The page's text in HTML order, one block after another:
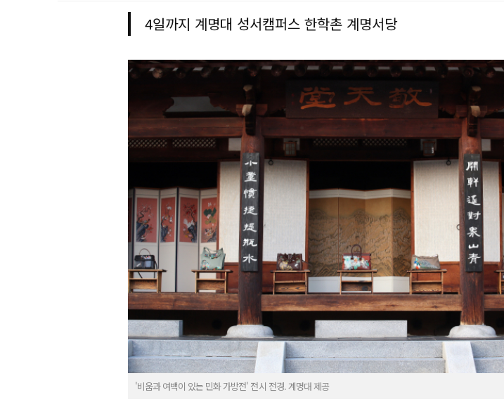
4일까지 계명대 성서캠퍼스 한학촌 계명서당
'비움과 여백이 있는 민화 가방전' 전시 전경. 계명대 제공